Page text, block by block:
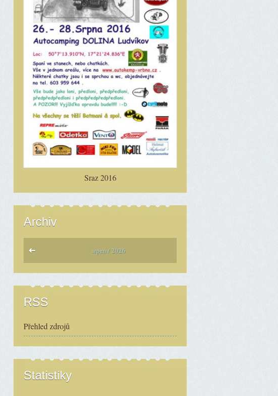
Sraz 2016
Archiv
srpen / 2026
RSS
Přehled zdrojů
Statistiky